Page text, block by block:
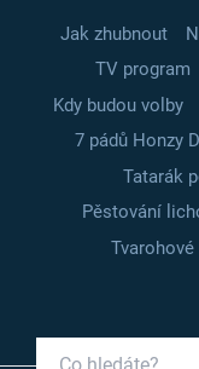
Jak zhubnout
TV program
Kdy budou volby
7 pádů Honzy
Tatarák
Pěstování